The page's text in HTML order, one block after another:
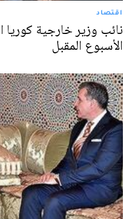
اقتصاد
نائب وزير خارجية كوريا
الأسبوع المقبل